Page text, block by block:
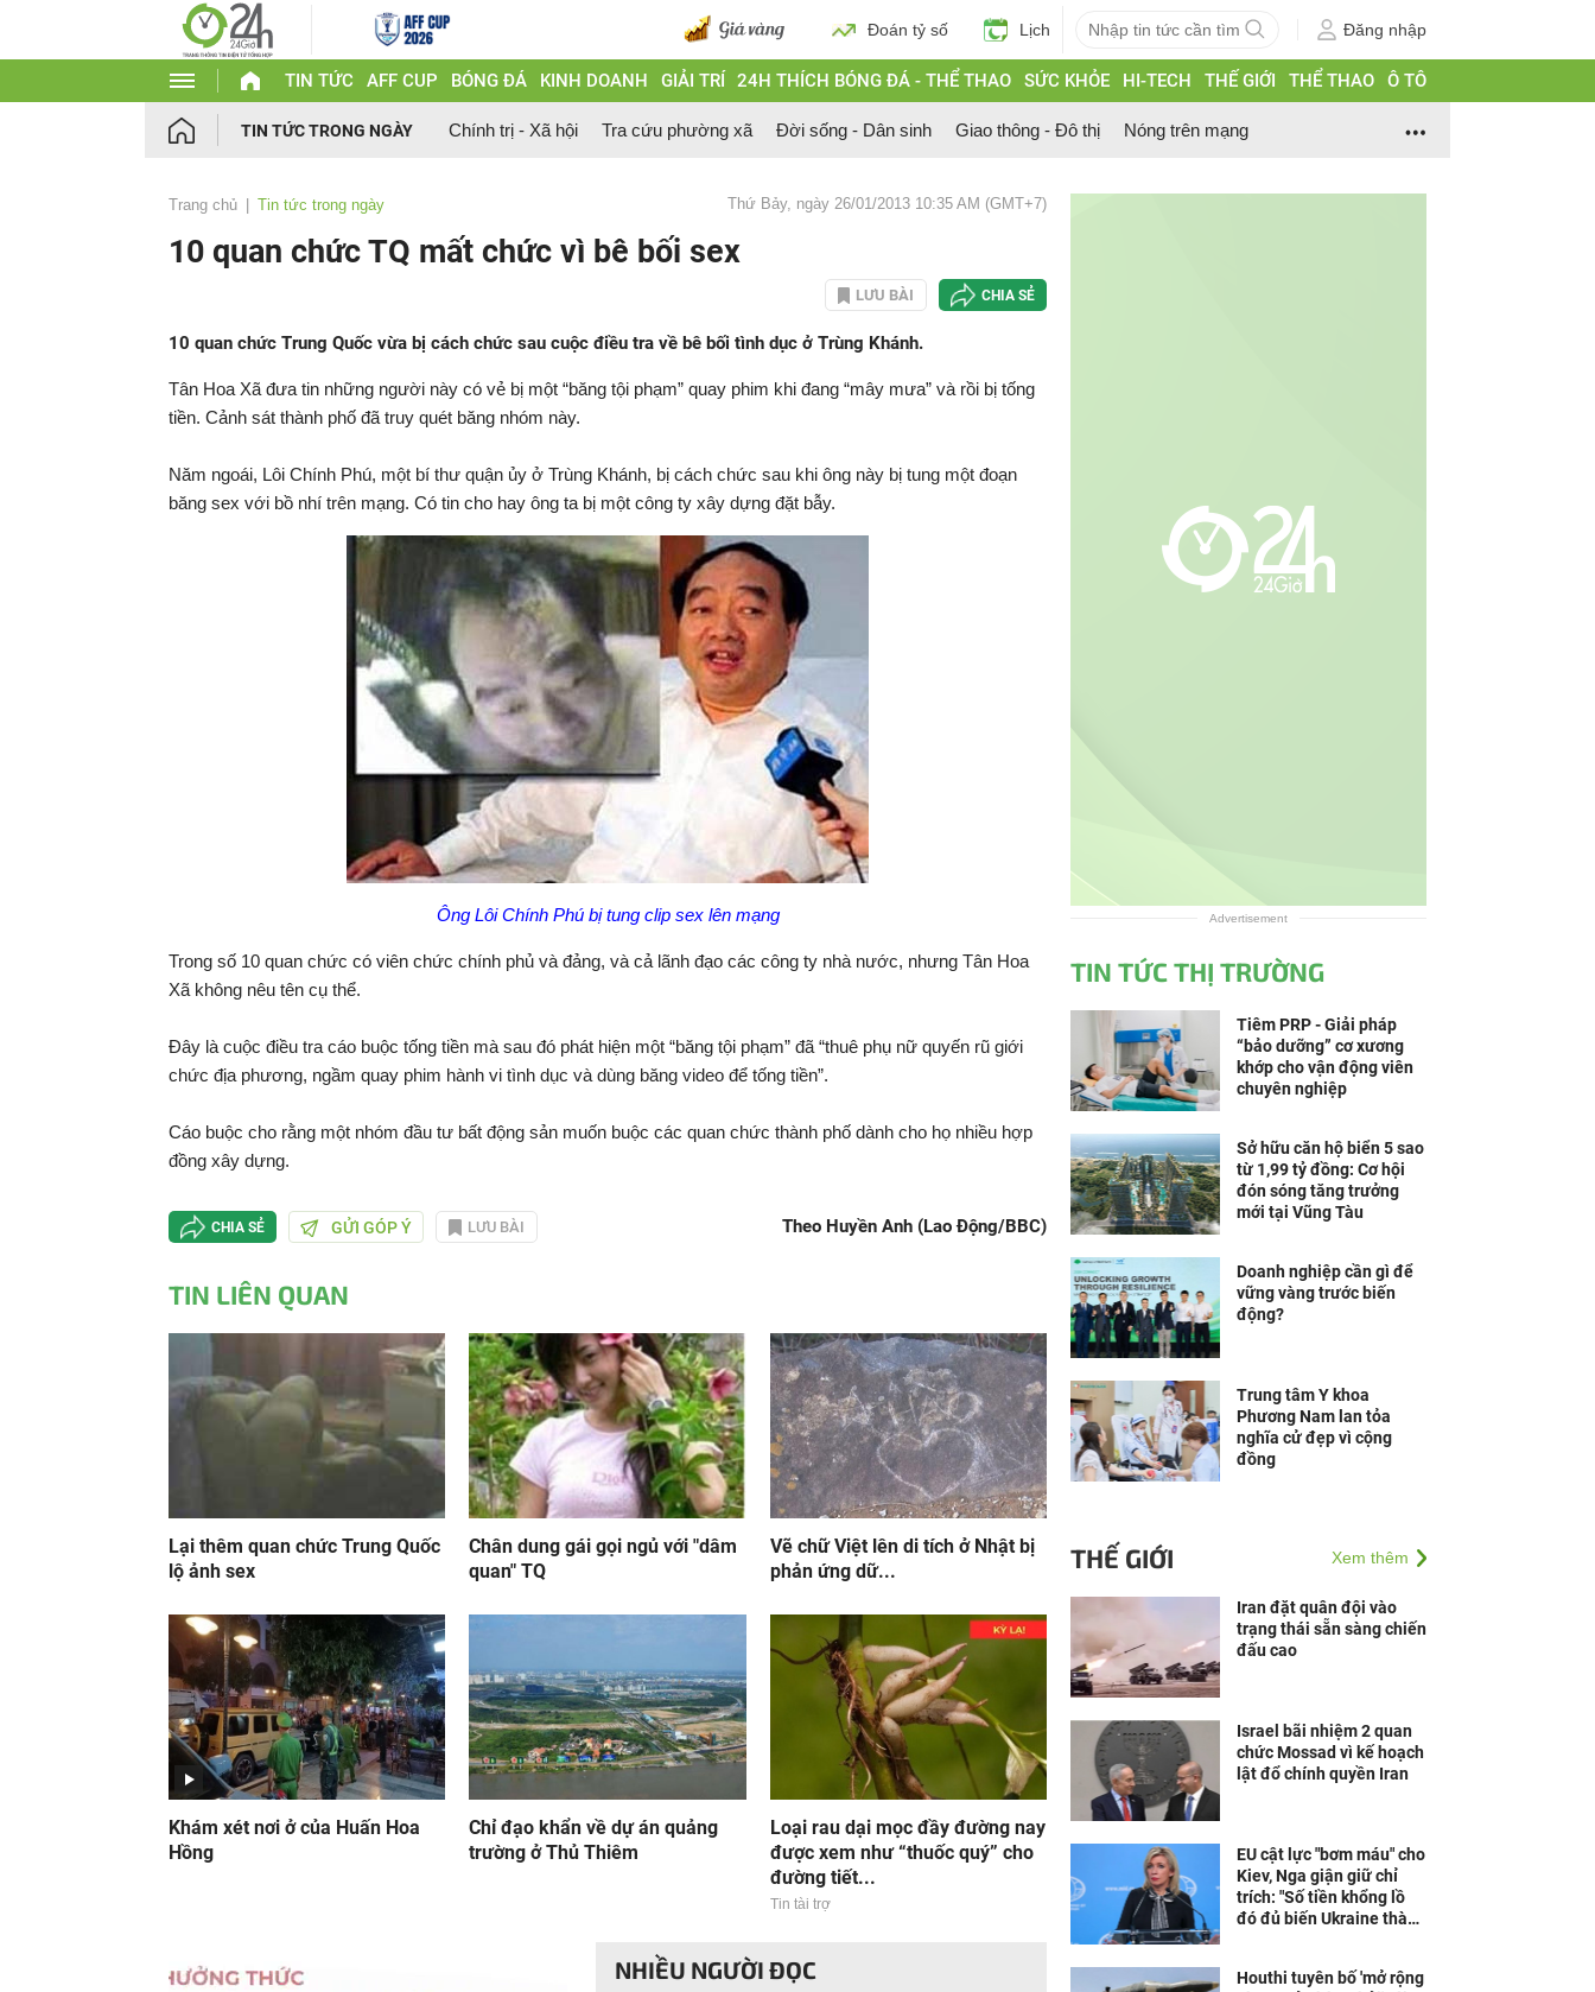
Đoán tỷ số Lịch Đăng nhập
TIN TỨC AFF CUP BÓNG ĐÁ KINH DOANH GIẢI TRÍ 24H THÍCH BÓNG ĐÁ - THỂ THAO SỨC KHỎE HI-TECH THẾ GIỚI THỂ THAO Ô TÔ
TIN TỨC TRONG NGÀY Chính trị - Xã hội Tra cứu phường xã Đời sống - Dân sinh Giao thông - Đô thị Nóng trên mạng
Trang chủ Tin tức trong ngày Thứ Bảy, ngày 26/01/2013 10:35 AM (GMT+7)
10 quan chức TQ mất chức vì bê bối sex
LƯU BÀI CHIA SẺ
10 quan chức Trung Quốc vừa bị cách chức sau cuộc điều tra về bê bối tình dục ở Trùng Khánh.
Tân Hoa Xã đưa tin những người này có vẻ bị một “băng tội phạm” quay phim khi đang “mây mưa” và rồi bị tống
tiền. Cảnh sát thành phố đã truy quét băng nhóm này.
Năm ngoái, Lôi Chính Phú, một bí thư quận ủy ở Trùng Khánh, bị cách chức sau khi ông này bị tung một đoạn
băng sex với bồ nhí trên mạng. Có tin cho hay ông ta bị một công ty xây dựng đặt bẫy.
Ông Lôi Chính Phú bị tung clip sex lên mạng
Trong số 10 quan chức có viên chức chính phủ và đảng, và cả lãnh đạo các công ty nhà nước, nhưng Tân Hoa
Xã không nêu tên cụ thể.
Đây là cuộc điều tra cáo buộc tống tiền mà sau đó phát hiện một “băng tội phạm” đã “thuê phụ nữ quyến rũ giới
chức địa phương, ngầm quay phim hành vi tình dục và dùng băng video để tống tiền”.
Cáo buộc cho rằng một nhóm đầu tư bất động sản muốn buộc các quan chức thành phố dành cho họ nhiều hợp
đồng xây dựng.
CHIA SẺ GỬI GÓP Ý LƯU BÀI Theo Huyền Anh (Lao Động/BBC)
TIN LIÊN QUAN
Lại thêm quan chức Trung Quốc
lộ ảnh sex
Chân dung gái gọi ngủ với "dâm
quan" TQ
Vẽ chữ Việt lên di tích ở Nhật bị
phản ứng dữ...
Khám xét nơi ở của Huấn Hoa
Hồng
Chỉ đạo khẩn về dự án quảng
trường ở Thủ Thiêm
Loại rau dại mọc đầy đường nay
được xem như “thuốc quý” cho
đường tiết...
Tin tài trợ
NHIỀU NGƯỜI ĐỌC
Advertisement
TIN TỨC THỊ TRƯỜNG
Tiêm PRP - Giải pháp
“bảo dưỡng” cơ xương
khớp cho vận động viên
chuyên nghiệp
Sở hữu căn hộ biển 5 sao
từ 1,99 tỷ đồng: Cơ hội
đón sóng tăng trưởng
mới tại Vũng Tàu
Doanh nghiệp cần gì để
vững vàng trước biến
động?
Trung tâm Y khoa
Phương Nam lan tỏa
nghĩa cử đẹp vì cộng
đồng
THẾ GIỚI Xem thêm
Iran đặt quân đội vào
trạng thái sẵn sàng chiến
đấu cao
Israel bãi nhiệm 2 quan
chức Mossad vì kế hoạch
lật đổ chính quyền Iran
EU cật lực "bơm máu" cho
Kiev, Nga giận giữ chỉ
trích: "Số tiền khổng lồ
đó đủ biến Ukraine thành
Houthi tuyên bố 'mở rộng